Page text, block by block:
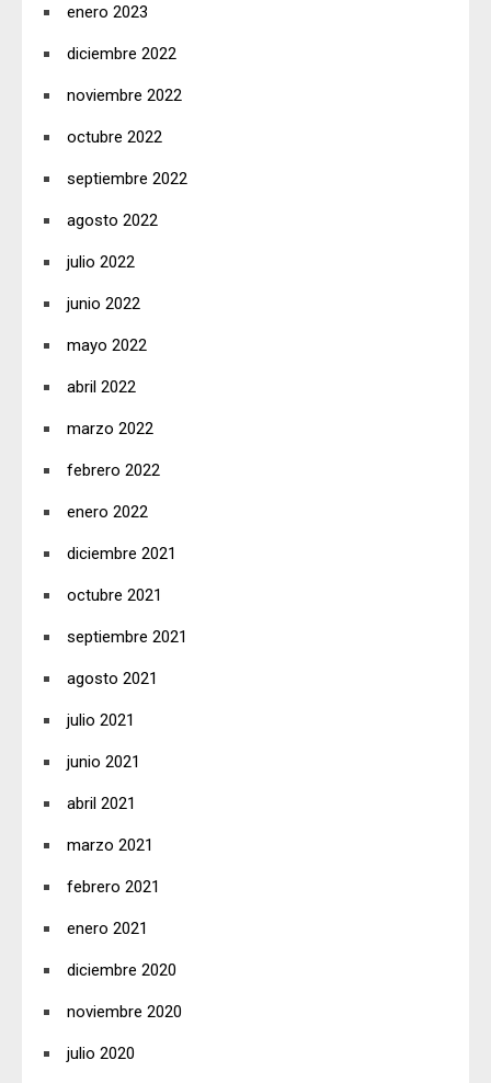
enero 2023
diciembre 2022
noviembre 2022
octubre 2022
septiembre 2022
agosto 2022
julio 2022
junio 2022
mayo 2022
abril 2022
marzo 2022
febrero 2022
enero 2022
diciembre 2021
octubre 2021
septiembre 2021
agosto 2021
julio 2021
junio 2021
abril 2021
marzo 2021
febrero 2021
enero 2021
diciembre 2020
noviembre 2020
julio 2020